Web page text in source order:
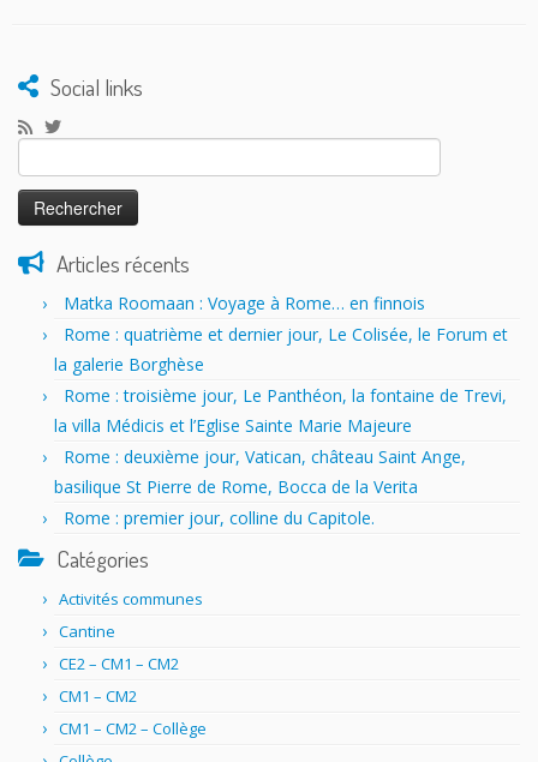
Social links
Rechercher :
Articles récents
Matka Roomaan : Voyage à Rome… en finnois
Rome : quatrième et dernier jour, Le Colisée, le Forum et
la galerie Borghèse
Rome : troisième jour, Le Panthéon, la fontaine de Trevi,
la villa Médicis et l’Eglise Sainte Marie Majeure
Rome : deuxième jour, Vatican, château Saint Ange,
basilique St Pierre de Rome, Bocca de la Verita
Rome : premier jour, colline du Capitole.
Catégories
Activités communes
Cantine
CE2 – CM1 – CM2
CM1 – CM2
CM1 – CM2 – Collège